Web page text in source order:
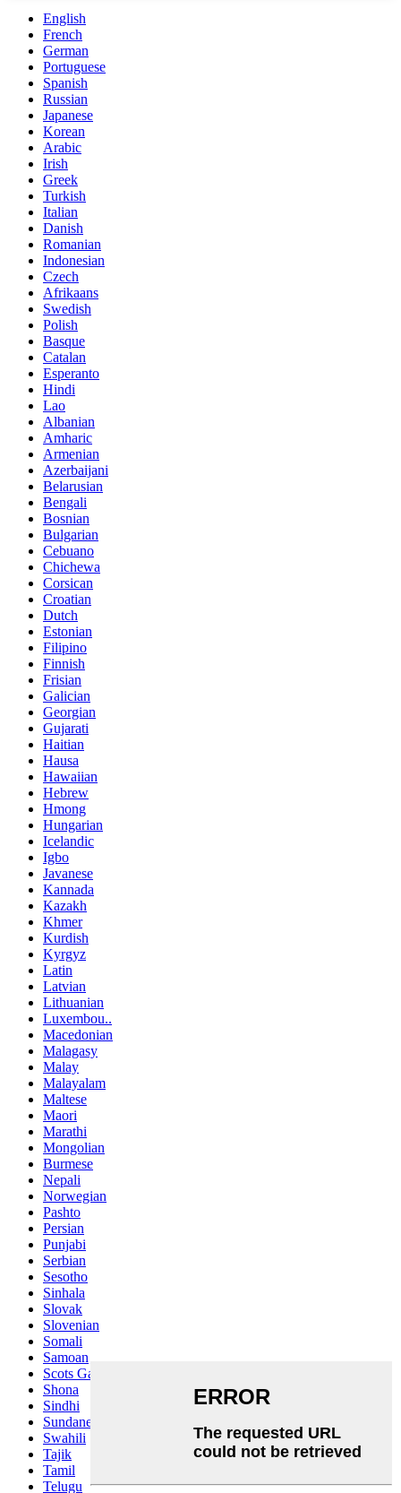
English
French
German
Portuguese
Spanish
Russian
Japanese
Korean
Arabic
Irish
Greek
Turkish
Italian
Danish
Romanian
Indonesian
Czech
Afrikaans
Swedish
Polish
Basque
Catalan
Esperanto
Hindi
Lao
Albanian
Amharic
Armenian
Azerbaijani
Belarusian
Bengali
Bosnian
Bulgarian
Cebuano
Chichewa
Corsican
Croatian
Dutch
Estonian
Filipino
Finnish
Frisian
Galician
Georgian
Gujarati
Haitian
Hausa
Hawaiian
Hebrew
Hmong
Hungarian
Icelandic
Igbo
Javanese
Kannada
Kazakh
Khmer
Kurdish
Kyrgyz
Latin
Latvian
Lithuanian
Luxembou..
Macedonian
Malagasy
Malay
Malayalam
Maltese
Maori
Marathi
Mongolian
Burmese
Nepali
Norwegian
Pashto
Persian
Punjabi
Serbian
Sesotho
Sinhala
Slovak
Slovenian
Somali
Samoan
Scots Gaelic
Shona
Sindhi
Sundanese
Swahili
Tajik
Tamil
Telugu